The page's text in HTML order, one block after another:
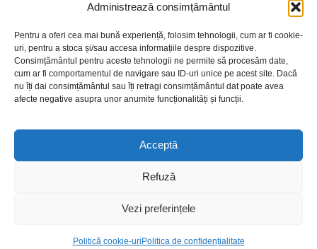
Administrează consimțământul
Pentru a oferi cea mai bună experiență, folosim tehnologii, cum ar fi cookie-
uri, pentru a stoca și/sau accesa informațiile despre dispozitive.
Consimțământul pentru aceste tehnologii ne permite să procesăm date,
cum ar fi comportamentul de navigare sau ID-uri unice pe acest site. Dacă
nu îți dai consimțământul sau îți retragi consimțământul dat poate avea
afecte negative asupra unor anumite funcționalități și funcții.
Acceptă
Refuză
Vezi preferințele
Politică cookie-uriPolitica de confidențialitate
Contact
Politica de confidențialitate
Politică cookie-uri (UE)
Copyright © 2026. TimpOnline.ro